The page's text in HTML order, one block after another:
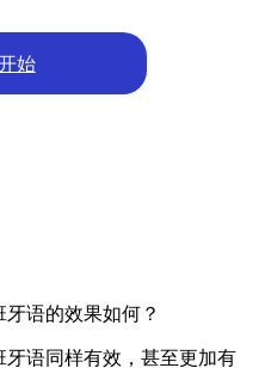
始
语的效果如何？
语同样有效，甚至更加有